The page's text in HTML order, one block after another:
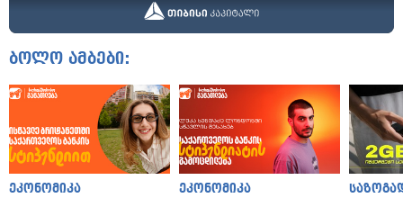
ბოლო ამბები:
ეკონომიკა ეკონომიკა